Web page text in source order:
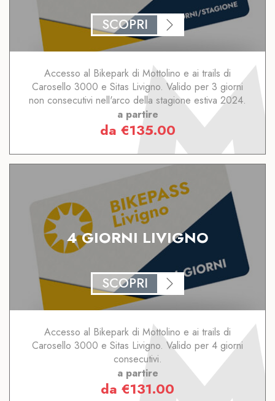
SCOPRI
Accesso al Bikepark di Mottolino e ai trails di
Carosello 3000 e Sitas Livigno. Valido per 3 giorni
non consecutivi nell'arco della stagione estiva 2024.
a partire
da €135.00
4 GIORNI LIVIGNO
SCOPRI
Accesso al Bikepark di Mottolino e ai trails di
Carosello 3000 e Sitas Livigno. Valido per 4 giorni
consecutivi.
a partire
da €131.00